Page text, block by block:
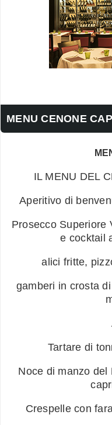
MENU CENONE
IL MENU DEL
Aperitivo di
Prosecco Superiore
e cocktail
alici fritte,
gamberi in crosta
Tartare di
Noce di manzo del
Crespelle con